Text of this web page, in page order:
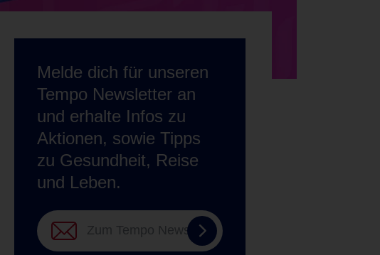
Melde dich für unseren
Tempo Newsletter an
und erhalte Infos zu
Aktionen, sowie Tipps
zu Gesundheit, Reise
und Leben.
Zum